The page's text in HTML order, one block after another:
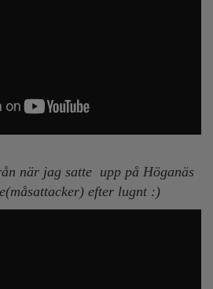
när jag satte upp på Höganäs
efter lugnt :)